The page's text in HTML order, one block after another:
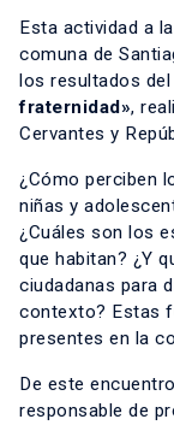
Esta actividad a
comuna de
los resultados
fraternidad»,
Cervantes y
¿Cómo perciben
niñas y
¿Cuáles son los
que habitan? ¿Y
ciudadanas para
contexto? Estas
presentes en la
De este
responsable de